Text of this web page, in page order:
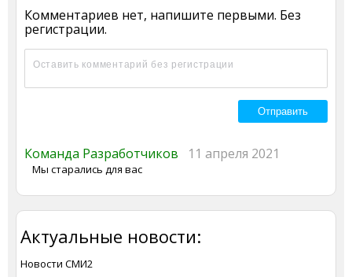
Комментариев нет, напишите первыми. Без
регистрации.
Команда Разработчиков 11 апреля 2021
Мы старались для вас
Актуальные новости:
Новости СМИ2